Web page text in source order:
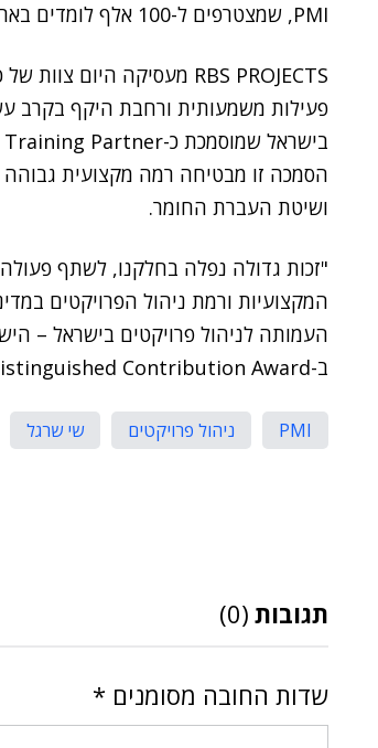
PMI, שמצטרפים ל-100 אלף לומדים בארץ ובעולם שנחשפו לתוכניות ההדרכה של החברה.
פעילות משמעותית ורחבת היקף בקרב
בישראל שמוסמכת כ-ATP – Authorized Premium Training Partner מטעם ארגון ה-
הסמכה זו מבטיחה רמה מקצועית
ושיטת העברת החומר.
"זכות גדולה נפלה בחלקנו, לשתף פעולה
המקצועיות ורמת ניהול הפרויקטים
ב-PMI Distinguished Contribution Award.
PMI ניהול פרויקטים שי שרגל
תגובות (0)
שדות החובה מסומנים *